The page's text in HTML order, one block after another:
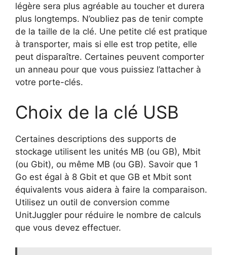
légère sera plus agréable au toucher et durera
plus longtemps. N’oubliez pas de tenir compte
de la taille de la clé. Une petite clé est pratique
à transporter, mais si elle est trop petite, elle
peut disparaître. Certaines peuvent comporter
un anneau pour que vous puissiez l’attacher à
votre porte-clés.
Choix de la clé USB
Certaines descriptions des supports de
stockage utilisent les unités MB (ou GB), Mbit
(ou Gbit), ou même MB (ou GB). Savoir que 1
Go est égal à 8 Gbit et que GB et Mbit sont
équivalents vous aidera à faire la comparaison.
Utilisez un outil de conversion comme
UnitJuggler pour réduire le nombre de calculs
que vous devez effectuer.